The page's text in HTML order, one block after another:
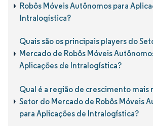
Robôs Móveis Autônomos para
Intralogística?
Quais são os principais players do
Mercado de Robôs Móveis
Aplicações de Intralogística?
Qual é a região de crescimento mais
Setor do Mercado de Robôs Móveis
para Aplicações de Intralogística?